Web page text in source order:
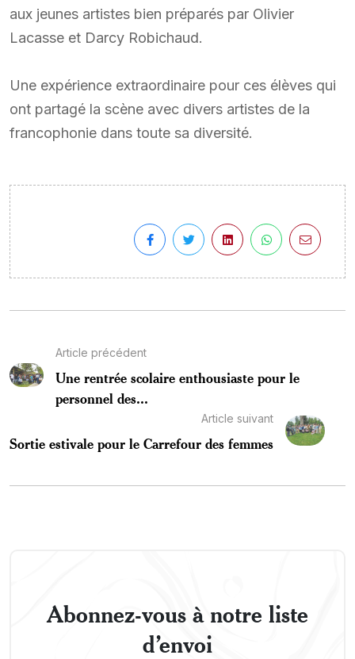
aux jeunes artistes bien préparés par Olivier
Lacasse et Darcy Robichaud.
Une expérience extraordinaire pour ces élèves qui
ont partagé la scène avec divers artistes de la
francophonie dans toute sa diversité.
Article précédent
Une rentrée scolaire enthousiaste pour le
personnel des...
Article suivant
Sortie estivale pour le Carrefour des femmes
Abonnez-vous à notre liste
d’envoi